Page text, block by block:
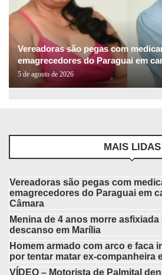
Vereadoras são pegas com
emagrecedores do Paraguai em
5 de agosto de 2026
MAIS LIDAS
Vereadoras são pegas com
emagrecedores do Paraguai em
Câmara
Menina de 4 anos morre
descanso em Marília
Homem armado com arco e faca
por tentar matar ex-companheira
VÍDEO – Motorista de Palmital